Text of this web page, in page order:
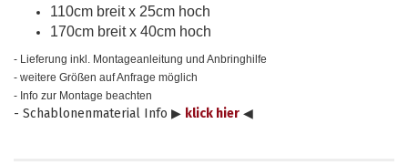
110cm breit x 25cm hoch
170cm breit x 40cm hoch
- Lieferung inkl. Montageanleitung und Anbringhilfe
- weitere Größen auf Anfrage möglich
- Info zur Montage beachten
- Schablonenmaterial Info ▶ klick hier ◀